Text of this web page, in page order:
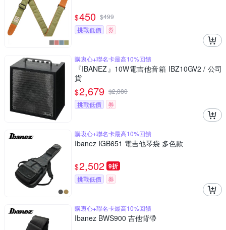
$450 $499
挑戰低價
券
購衷心+聯名卡最高10%回饋
『IBANEZ』10W電吉他音箱 IBZ10GV2 / 公司
貨
$2,679 $2,880
挑戰低價
券
購衷心+聯名卡最高10%回饋
Ibanez IGB651 電吉他琴袋 多色款
$2,502 9折
挑戰低價 券
購衷心+聯名卡最高10%回饋
Ibanez BWS900 吉他背帶